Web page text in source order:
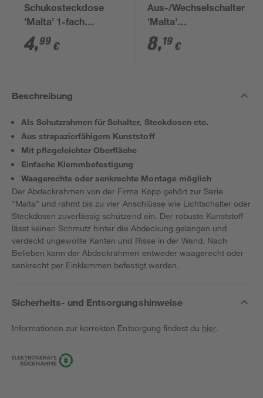
Schukosteckdose
'Malta' 1-fach
anthrazit
4,99 €
Aus-/Wechselschalter
'Malta'
anthrazit/silbern
8,19 €
Beschreibung
Als Schutzrahmen für Schalter, Steckdosen etc.
Aus strapazierfähigem Kunststoff
Mit pflegeleichter Oberfläche
Einfache Klemmbefestigung
Waagerechte oder senkrechte Montage möglich
Der Abdeckrahmen von der Firma Kopp gehört zur Serie
"Malta" und rahmt bis zu vier Anschlüsse wie Lichtschalter oder
Steckdosen zuverlässig schützend ein. Der robuste Kunststoff
lässt keinen Schmutz hinter die Abdeckung gelangen und
verdeckt ungewollte Kanten und Risse in der Wand. Nach
Belieben kann der Abdeckrahmen entweder waagerecht oder
senkrecht per Einklemmen befestigt werden.
Sicherheits- und Entsorgungshinweise
Informationen zur korrekten Entsorgung findest du hier.